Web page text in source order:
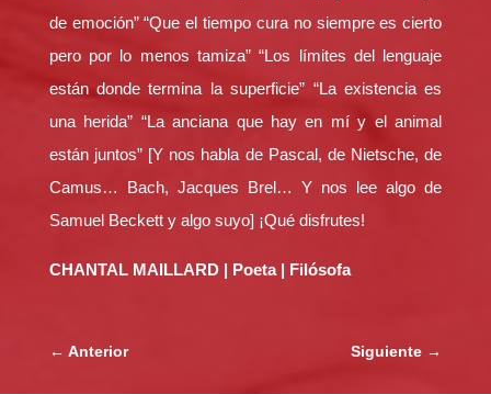
de emoción” “Que el tiempo cura no siempre es cierto
pero por lo menos tamiza” “Los límites del lenguaje
están donde termina la superficie” “La existencia es
una herida” “La anciana que hay en mí y el animal
están juntos” [Y nos habla de Pascal, de Nietsche, de
Camus… Bach, Jacques Brel… Y nos lee algo de
Samuel Beckett y algo suyo] ¡Qué disfrutes!
CHANTAL MAILLARD | Poeta | Filósofa
← Anterior Siguiente →